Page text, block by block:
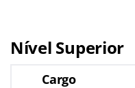
Nível Superior
Cargo